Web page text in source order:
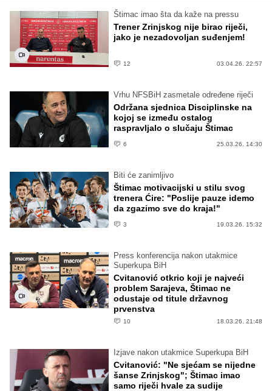
Štimac imao šta da kaže na pressu
Trener Zrinjskog nije birao riječi,
jako je nezadovoljan suđenjem!
12 03.04.26. 22:57
Vrhu NFSBiH zasmetale određene riječi
Održana sjednica Disciplinske na
kojoj se između ostalog
raspravljalo o slučaju Štimac
6 25.03.26. 14:30
Biti će zanimljivo
Štimac motivacijski u stilu svog
trenera Ćire: "Poslije pauze idemo
da zgazimo sve do kraja!"
3 19.03.26. 15:32
Press konferencija nakon utakmice
Superkupa BiH
Cvitanović otkrio koji je najveći
problem Sarajeva, Štimac ne
odustaje od titule državnog
prvenstva
10 18.03.26. 21:48
Izjave nakon utakmice Superkupa BiH
Cvitanović: "Ne sjećam se nijedne
šanse Zrinjskog"; Štimac imao
samo riječi hvale za sudije